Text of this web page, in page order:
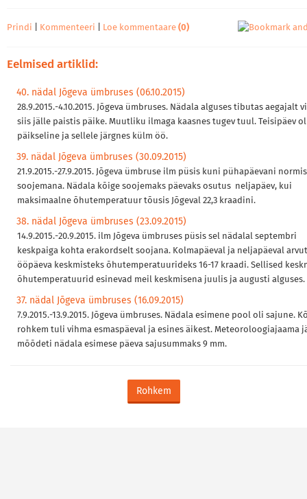
Prindi Kommenteeri Loe kommentaare (0)
Eelmised artiklid:
40. nädal Jõgeva ümbruses (06.10.2015)
28.9.2015.-4.10.2015. Jõgeva ümbruses. Nädala alguses tibutas aegajalt
siis jälle paistis päike. Muutliku ilmaga kaasnes tugev tuul. Teisipäev
päikseline ja sellele järgnes külm öö.
39. nädal Jõgeva ümbruses (30.09.2015)
21.9.2015.-27.9.2015. Jõgeva ümbruse ilm püsis kuni pühapäevani
soojemana. Nädala kõige soojemaks päevaks osutus neljapäev, kui
maksimaalne õhutemperatuur tõusis Jõgeval 22,3 kraadini.
38. nädal Jõgeva ümbruses (23.09.2015)
14.9.2015.-20.9.2015. ilm Jõgeva ümbruses püsis sel nädalal septembri
keskpaiga kohta erakordselt soojana. Kolmapäeval ja neljapäeval
ööpäeva keskmisteks õhutemperatuurideks 16-17 kraadi. Sellised
õhutemperatuurid esinevad meil keskmisena juulis ja augusti alguses.
37. nädal Jõgeva ümbruses (16.09.2015)
7.9.2015.-13.9.2015. Jõgeva ümbruses. Nädala esimene pool oli sajune.
rohkem tuli vihma esmaspäeval ja esines äikest. Meteoroloogiajaama
mõõdeti nädala esimese päeva sajusummaks 9 mm.
Rohkem